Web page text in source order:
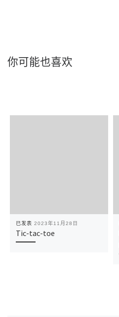
你可能也喜欢
已发表 2023年11月28日
Tic-tac-toe